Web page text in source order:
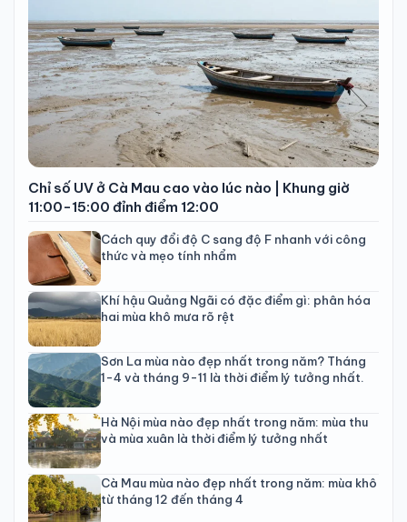
Chỉ số UV ở Cà Mau cao vào lúc nào | Khung giờ
11:00-15:00 đỉnh điểm 12:00
Cách quy đổi độ C sang độ F nhanh với công
thức và mẹo tính nhẩm
Khí hậu Quảng Ngãi có đặc điểm gì: phân hóa
hai mùa khô mưa rõ rệt
Sơn La mùa nào đẹp nhất trong năm? Tháng
1-4 và tháng 9-11 là thời điểm lý tưởng nhất.
Hà Nội mùa nào đẹp nhất trong năm: mùa thu
và mùa xuân là thời điểm lý tưởng nhất
Cà Mau mùa nào đẹp nhất trong năm: mùa khô
từ tháng 12 đến tháng 4